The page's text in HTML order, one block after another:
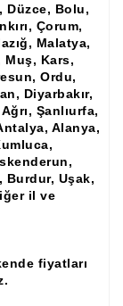
Düzce, Bolu,
Çorum,
Malatya,
Muş, Kars,
Ordu,
Diyarbakır,
Şanlıurfa,
Alanya,
Burdur, Uşak,
il ve
fiyatları